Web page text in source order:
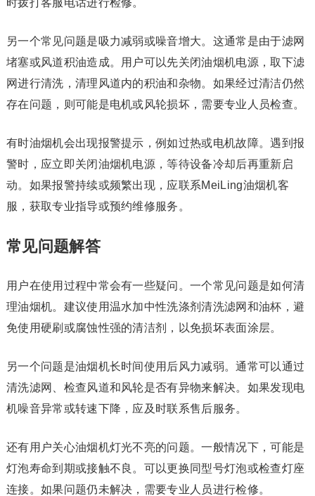
时拨打客服电话进行检修。
另一个常见问题是吸力减弱或噪音增大。这通常是由于滤网
堵塞或风道积油造成。用户可以先关闭油烟机电源，取下滤
网进行清洗，清理风道内的积油和杂物。如果经过清洁仍然
存在问题，则可能是电机或风轮损坏，需要专业人员检查。
有时油烟机会出现报警提示，例如过热或电机故障。遇到报
警时，应立即关闭油烟机电源，等待设备冷却后再重新启
动。如果报警持续或频繁出现，应联系MeiLing油烟机客
服，获取专业指导或预约维修服务。
常见问题解答
用户在使用过程中常会有一些疑问。一个常见问题是如何清
理油烟机。建议使用温水加中性洗涤剂清洗滤网和油杯，避
免使用硬刷或腐蚀性强的清洁剂，以免损坏表面涂层。
另一个问题是油烟机长时间使用后风力减弱。通常可以通过
清洗滤网、检查风道和风轮是否有异物来解决。如果发现电
机噪音异常或转速下降，应及时联系售后服务。
还有用户关心油烟机灯光不亮的问题。一般情况下，可能是
灯泡寿命到期或接触不良。可以更换同型号灯泡或检查灯座
连接。如果问题仍未解决，需要专业人员进行检修。